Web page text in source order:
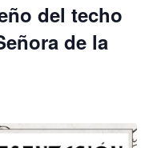
del techo
de la